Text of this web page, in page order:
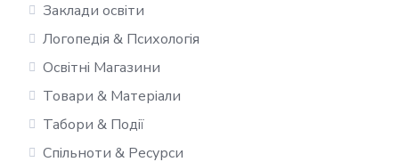
Заклади освіти
Логопедія & Психологія
Освітні Магазини
Товари & Матеріали
Табори & Події
Спільноти & Ресурси